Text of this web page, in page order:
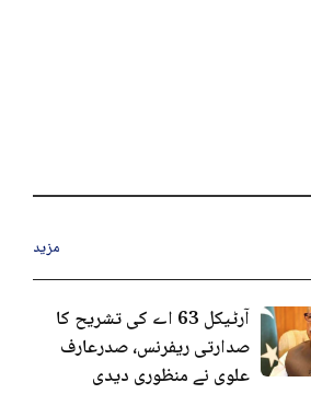
مزید
آرٹیکل 63 اے کی تشریح کا
صدارتی ریفرنس، صدرعارف
علوی نے منظوری دیدی